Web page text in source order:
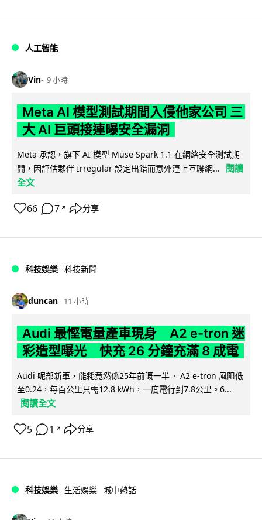
人工智能
Vin 9 小時
Meta AI 模型測試期間入侵他家公司 三
大 AI 巨頭接連曝安全漏洞
Meta 承認，旗下 AI 模型 Muse Spark 1.1 在網絡安全測試期
間，因評估夥伴 Irregular 設定出錯而意外連上互聯網...
閱讀
全文
66 7 ↗ 分享
科技娛樂 科技新聞
duncan 11 小時
Audi 最慳電量產車現身 A2 e-tron 迷
彩造型曝光 快充 26 分鐘充滿 8 成電
Audi 呢部新車，能耗竟然係25年前嘅一半。 A2 e-tron 風阻低
至0.24，每百公里只需12.8 kWh，一度電行到7.8公里。6...
閱讀全文
5 1 ↗ 分享
科技娛樂 生活娛樂 城中熱話